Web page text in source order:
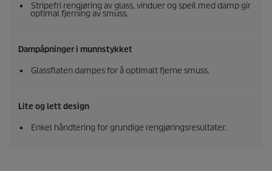
Stripefri rengjøring av glass, vinduer og speil med damp gir
optimal fjerning av smuss.
Dampåpninger i munnstykket
Glassflaten dampes for å optimalt fjerne smuss.
Lite og lett design
Enkel håndtering for grundige rengjøringsresultater.